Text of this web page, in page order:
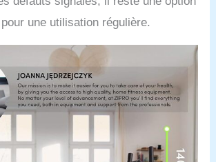
une utilisation régulière.